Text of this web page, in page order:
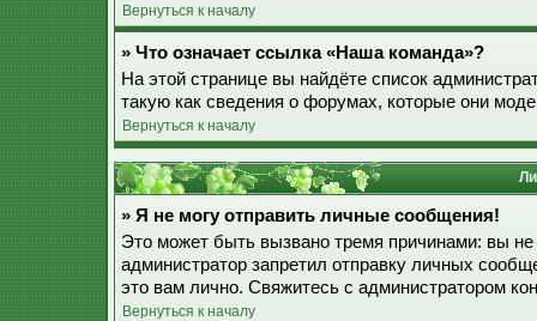
Вернуться к началу
» Что означает ссылка «Наша команда»?
На этой странице вы найдёте список
такую как сведения о форумах, которые они
Вернуться к началу
» Я не могу отправить личные сообщения!
Это может быть вызвано тремя причинами: вы
администратор запретил отправку личных
это вам лично. Свяжитесь с администратором
Вернуться к началу